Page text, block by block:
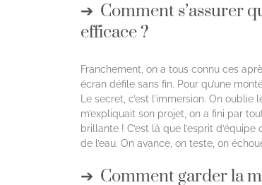
Comment s’assurer
efficace ?
Franchement, on a tous connu ces
écran défile sans fin. Pour qu’une
Le secret, c’est l’immersion. On
m’expliquait son projet, on a fini par
brillante ! C’est là que l’esprit
de l’eau. On avance, on teste, on
Comment garder la